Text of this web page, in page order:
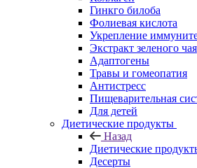
Гинкго билоба
Фолиевая кислота
Укрепление
Экстракт зеленого чая
Адаптогены
Травы и гомеопатия
Антистресс
Пищеварительная
Для детей
Диетические продукты
Назад
Диетические
Десерты